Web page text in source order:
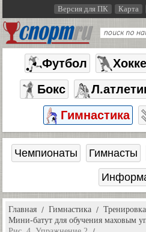
Версия для ПК Карта
Футбол
Бокс
Гимнастика
Чемпионаты Гимнасты
Главная Гимнастика Тренировка
Мини-батут для обучения маховым